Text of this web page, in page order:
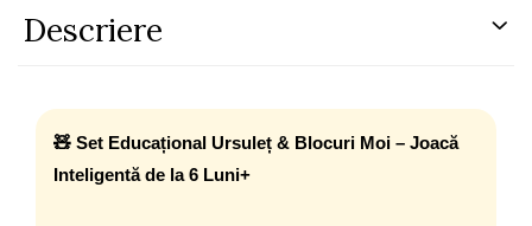
Descriere
🧸 Set Educațional Ursuleț & Blocuri Moi – Joacă
Inteligentă de la 6 Luni+